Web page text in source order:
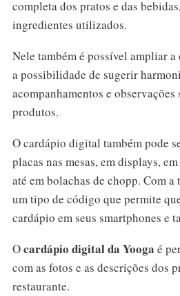
completa dos pratos e das
ingredientes utilizados.
Nele também é possível ampliar
a possibilidade de sugerir
acompanhamentos e
produtos.
O cardápio digital também pode
placas nas mesas, em displays,
até em bolachas de chopp. Com
um tipo de código que permite
cardápio em seus smartphones e
Ocardápio digital da Yooga é
com as fotos e as descrições dos
restaurante.